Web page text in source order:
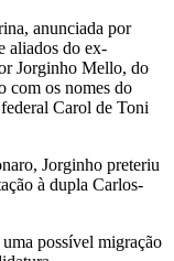
anunciada por
aliados do ex-
Jorginho Mello, do
com os nomes do
Carol de Toni
Jorginho preteriu
à dupla Carlos-
possível migração